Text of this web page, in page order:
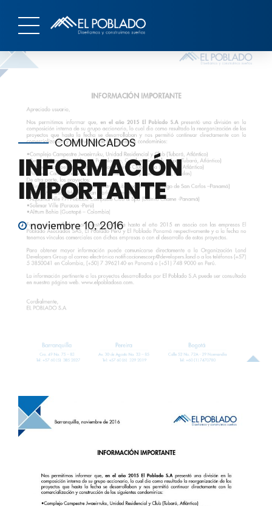
COMUNICADOS
INFORMACIÓN
IMPORTANTE
noviembre 10, 2016